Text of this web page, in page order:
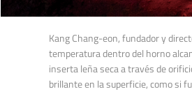
Kang Chang-eon, fundador y
temperatura dentro del horno
inserta leña seca a través de
brillante en la superficie, como si